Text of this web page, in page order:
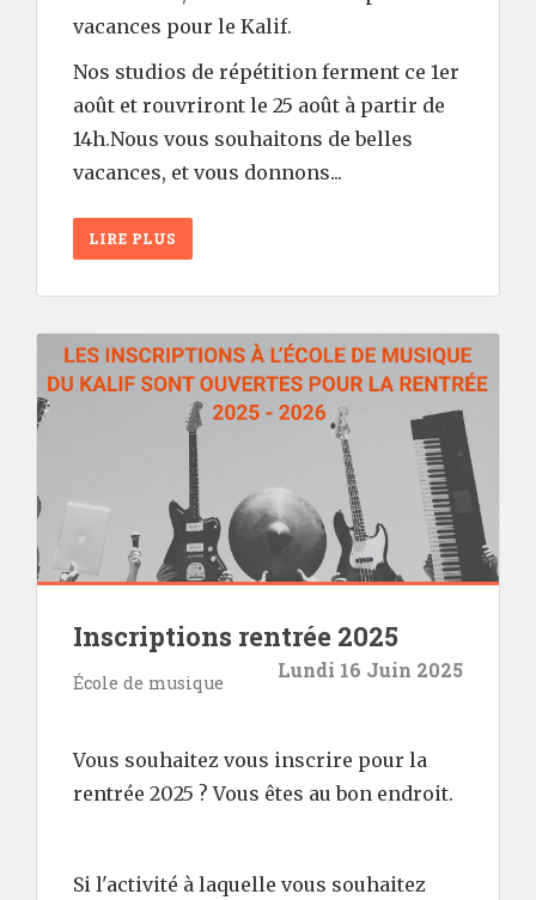
vacances pour le Kalif.
Nos studios de répétition ferment ce 1er
août et rouvriront le 25 août à partir de
14h.Nous vous souhaitons de belles
vacances, et vous donnons...
LIRE PLUS
Inscriptions rentrée 2025
École de musique
Lundi 16 Juin 2025
Vous souhaitez vous inscrire pour la
rentrée 2025 ? Vous êtes au bon endroit.
Si l'activité à laquelle vous souhaitez